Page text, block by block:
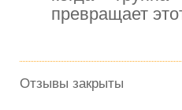
превращает
Отзывы закрыты